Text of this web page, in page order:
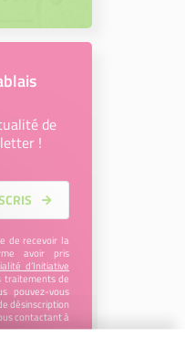
de
!
de recevoir la
avoir pris
d’Initiative
traitements de
pouvez-vous
désinscription
contactant à